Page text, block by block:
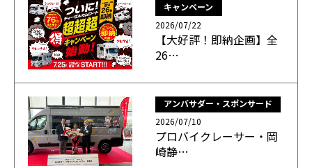
キャンペーン
2026/07/22
【大好評！即納企画】全
26…
アンバサダー・スポンサード
2026/07/10
プロバイクレーサー・岡
崎静…